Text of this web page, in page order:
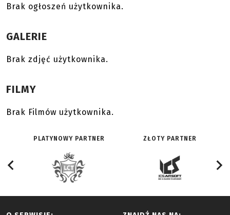
Brak ogłoszeń użytkownika.
GALERIE
Brak zdjęć użytkownika.
FILMY
Brak Filmów użytkownika.
PLATYNOWY PARTNER ZŁOTY PARTNER